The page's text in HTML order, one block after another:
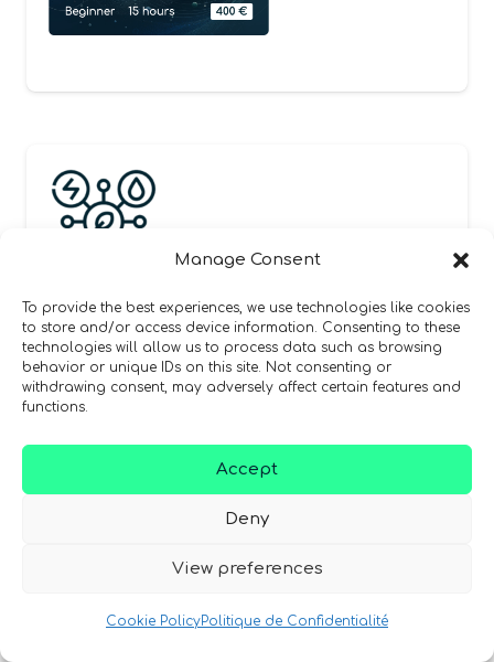
Manage Consent
To provide the best experiences, we use technologies like cookies
to store and/or access device information. Consenting to these
technologies will allow us to process data such as browsing
behavior or unique IDs on this site. Not consenting or
withdrawing consent, may adversely affect certain features and
functions.
Accept
Deny
View preferences
Cookie PolicyPolitique de Confidentialité
ENERGY SECTOR
Faire progresser les énergies
renouvelables
Les simulations quantiques contribuent à
faire avancer l’innovation dans le domaine
des énergies renouvelables en permettant
chimiques complexes, comme ceux à